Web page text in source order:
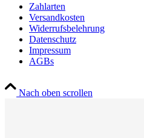
Zahlarten
Versandkosten
Widerrufsbelehrung
Datenschutz
Impressum
AGBs
Nach oben scrollen